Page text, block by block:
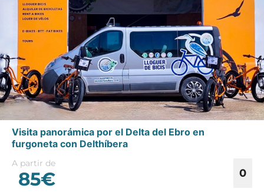
Visita panorámica por el Delta del Ebro en
furgoneta con Delthíbera
A partir de
85€ 0